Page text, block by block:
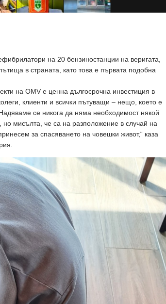
на 20 бензиностанции на веригата,
в страната, като това е първата подобна
на OMV е ценна дългосрочна инвестиция в
клиенти и всички пътуващи – нещо, което е
се никога да няма необходимост някой
мисълта, че са на разположение в случай на
за спасяването на човешки живот,“ каза